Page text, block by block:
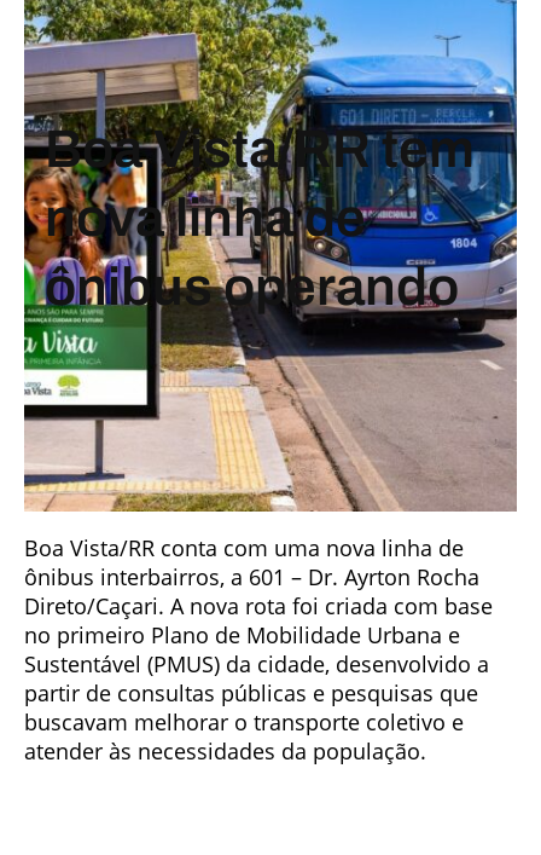
Boa Vista/RR tem
nova linha de
ônibus operando
Boa Vista/RR conta com uma nova linha de
ônibus interbairros, a 601 – Dr. Ayrton Rocha
Direto/Caçari. A nova rota foi criada com base
no primeiro Plano de Mobilidade Urbana e
Sustentável (PMUS) da cidade, desenvolvido a
partir de consultas públicas e pesquisas que
buscavam melhorar o transporte coletivo e
atender às necessidades da população.